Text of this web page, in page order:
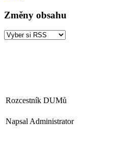
Změny obsahu
Rozcestník DUMů
Napsal Administrator